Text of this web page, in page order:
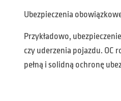
Ubezpieczenia
Przykładowo,
czy uderzenia pojazdu. OC
pełną i solidną ochronę